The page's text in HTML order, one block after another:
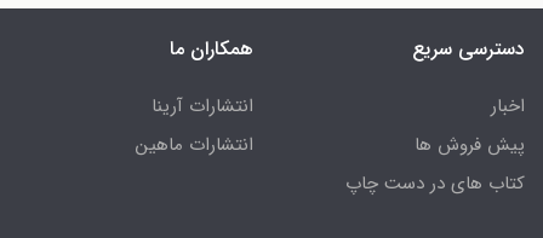
دسترسی سریع
اخبار
پیش فروش ها
کتاب های در دست چاپ
همکاران ما
انتشارات آرینا
انتشارات ماهین